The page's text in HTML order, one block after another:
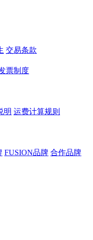
交易条款
票制度
明 运费计算规则
FUSION品牌 合作品牌